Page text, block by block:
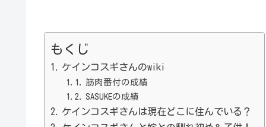
もくじ
ケインコスギさんのwiki
筋肉番付の成績
SASUKEの成績
ケインコスギさんは現在どこに住んでいる？